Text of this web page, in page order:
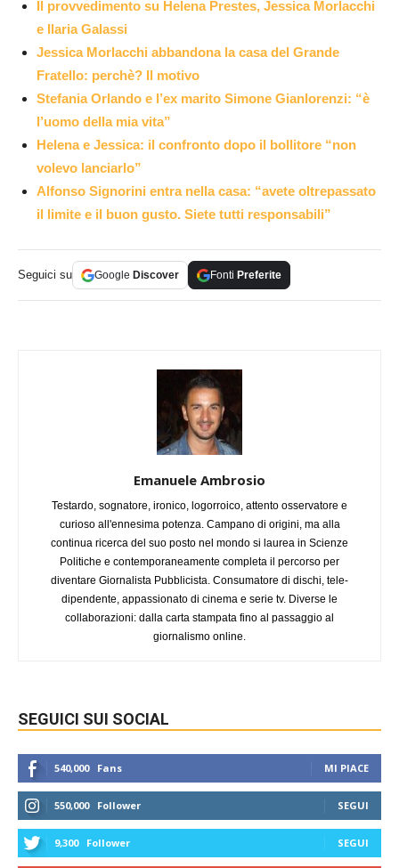
Il provvedimento su Helena Prestes, Jessica Morlacchi
e Ilaria Galassi
Jessica Morlacchi abbandona la casa del Grande
Fratello: perchè? Il motivo
Stefania Orlando e l’ex marito Simone Gianlorenzi: “è
l’uomo della mia vita”
Helena e Jessica: il confronto dopo il bollitore “non
volevo lanciarlo”
Alfonso Signorini entra nella casa: “avete oltrepassato
il limite e il buon gusto. Siete tutti responsabili”
Seguici su Google Discover Fonti Preferite
Emanuele Ambrosio
Testardo, sognatore, ironico, logorroico, attento osservatore e
curioso all'ennesima potenza. Campano di origini, ma alla
continua ricerca del suo posto nel mondo si laurea in Scienze
Politiche e contemporaneamente completa il percorso per
diventare Giornalista Pubblicista. Consumatore di dischi, tele-
dipendente, appassionato di cinema e serie tv. Diverse le
collaborazioni: dalla carta stampata fino al passaggio al
giornalismo online.
SEGUICI SUI SOCIAL
540,000 Fans MI PIACE
550,000 Follower SEGUI
9,300 Follower SEGUI